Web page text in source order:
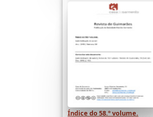
Índice do 58.º volume.